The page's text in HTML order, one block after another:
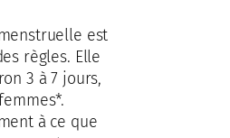
est
règles. Elle
3 à 7 jours,
à ce que